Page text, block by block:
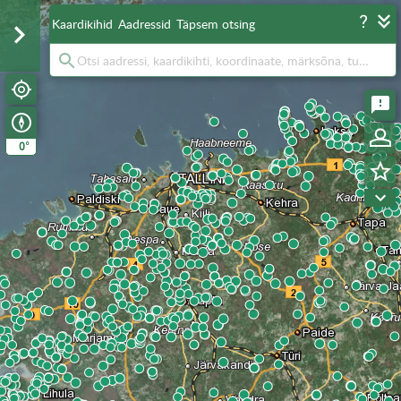
0°
Kaardikihid Aadressid Täpsem otsing